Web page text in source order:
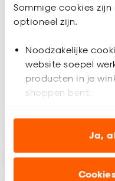
Sommige cookies
optioneel zijn.
Noodzakelijke
website soepel
producten in je
shoppen bent.
Analytische
website te
Marketing cookies
Ja,
Deurmat Wetzel
5(3)
65.
-
Binnen 2-3 werkdagen